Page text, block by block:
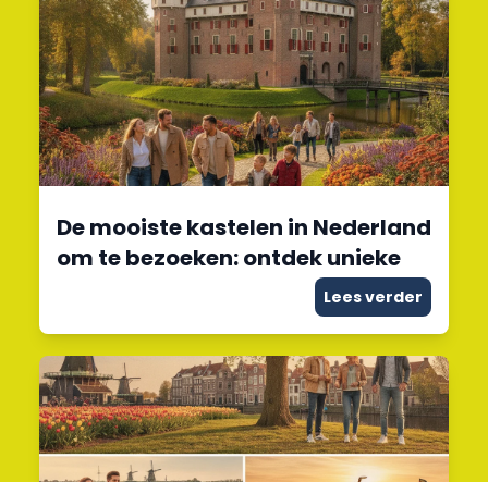
De mooiste kastelen in Nederland
om te bezoeken: ontdek unieke
Lees verder